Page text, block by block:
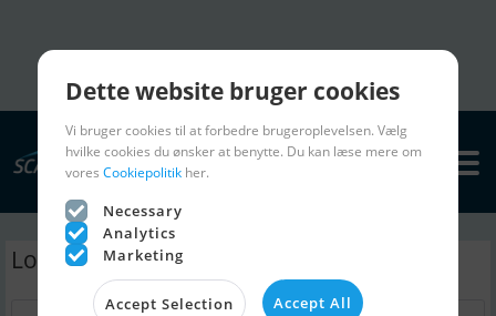
Log ind - Min Scanboat
Dette website bruger cookies
Vi bruger cookies til at forbedre brugeroplevelsen. Vælg
hvilke cookies du ønsker at benytte. Du kan læse mere om
vores Cookiepolitik her.
Necessary
Analytics
Marketing
Accept Selection Accept All